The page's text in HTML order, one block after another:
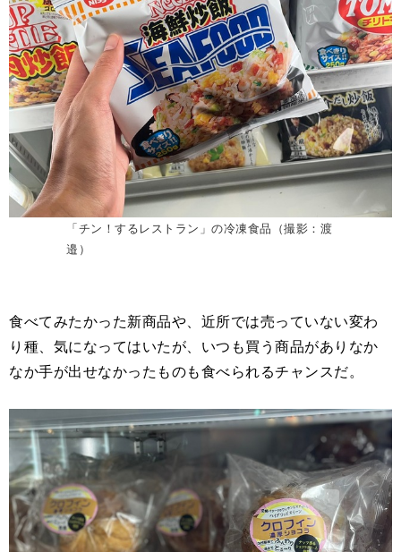
「チン！するレストラン」の冷凍食品（撮影：渡
邉）
食べてみたかった新商品や、近所では売っていない変わ
り種、気になってはいたが、いつも買う商品がありなか
なか手が出せなかったものも食べられるチャンスだ。